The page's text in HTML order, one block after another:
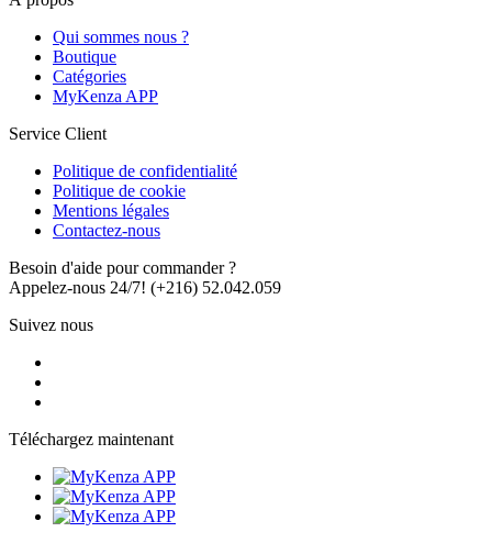
Qui sommes nous ?
Boutique
Catégories
MyKenza APP
Service Client
Politique de confidentialité
Politique de cookie
Mentions légales
Contactez-nous
Besoin d'aide pour commander ?
Appelez-nous 24/7! (+216) 52.042.059
Suivez nous
Téléchargez maintenant